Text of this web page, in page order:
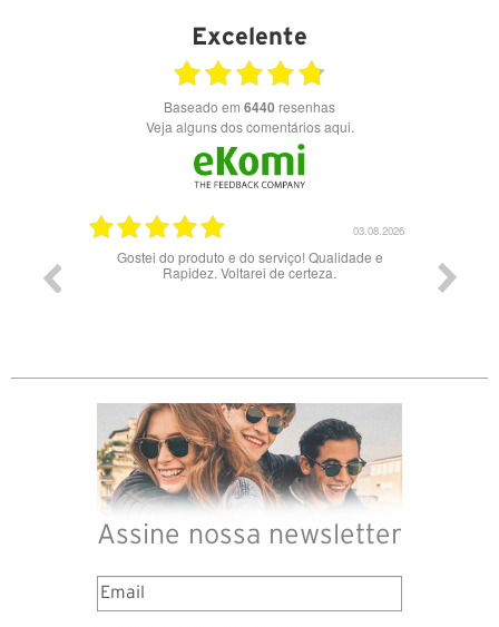
Excelente
Baseado em 6440 resenhas
Veja alguns dos comentários aqui.
28.07.2026
Bons óculos.
Assine nossa newsletter